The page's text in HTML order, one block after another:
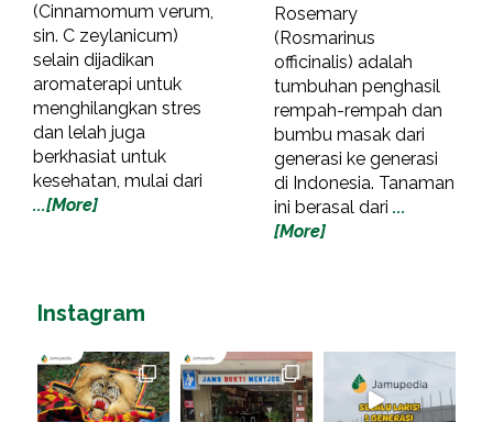
(Cinnamomum verum,
sin. C zeylanicum)
selain dijadikan
aromaterapi untuk
menghilangkan stres
dan lelah juga
berkhasiat untuk
kesehatan, mulai dari
...[More]
Rosemary
(Rosmarinus
officinalis) adalah
tumbuhan penghasil
rempah-rempah dan
bumbu masak dari
generasi ke generasi
di Indonesia. Tanaman
ini berasal dari ...
[More]
Instagram